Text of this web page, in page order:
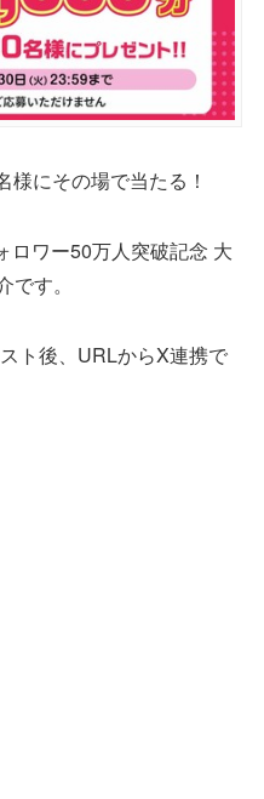
様にその場で当たる！
ロワー50万人突破記念 大
す。
ト後、URLからX連携で